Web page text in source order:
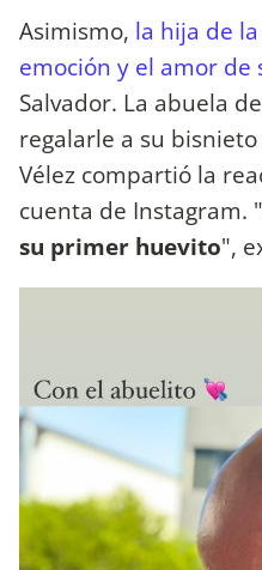
Asimismo, la hija de
emoción y el amor de
Salvador. La abuela
regalarle a su
Vélez compartió la
cuenta de Instagram. "
su primer huevito",